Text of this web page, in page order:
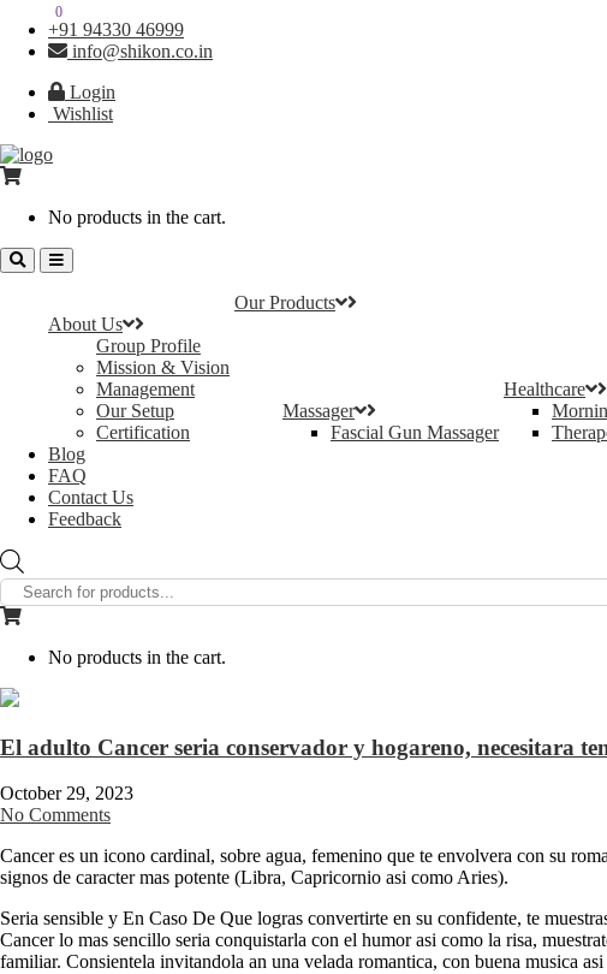
+91 94330 46999
info@shikon.co.in
Login
Wishlist
0
No products in the cart.
About Us
Group Profile
Mission & Vision
Management
Our Setup
Certification
Our Products
Massager
Fascial Gun Massager
Healthcare
Blog
FAQ
Contact Us
Feedback
search
0
No products in the cart.
El adulto Cancer seri­a conservador y hogareno, necesitara
October 29, 2023
No Comments
Cancer es un icono cardinal, sobre agua, femenino que te envolvera con su
signos de caracter mas potente (Libra, Capricornio asi­ como Aries).
Seri­a sensible y En Caso De Que logras convertirte en su confidente, te
Cancer lo mas sencillo seri­a conquistarla con el humor asi­ como la risa,
familiar. Consientela invitandola an una velada romantica, con buena musica